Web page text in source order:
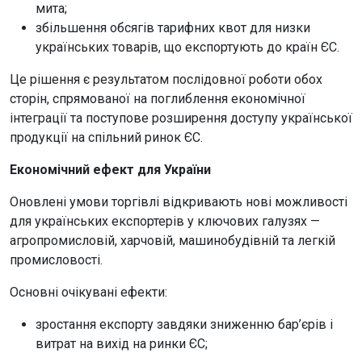
мита;
збільшення обсягів тарифних квот для низки
українських товарів, що експортують до країн ЄС.
Це рішення є результатом послідовної роботи обох
сторін, спрямованої на поглиблення економічної
інтеграції та поступове розширення доступу української
продукції на спільний ринок ЄС.
Економічний ефект для України
Оновлені умови торгівлі відкривають нові можливості
для українських експортерів у ключових галузях —
агропромисловій, харчовій, машинобудівній та легкій
промисловості.
Основні очікувані ефекти:
зростання експорту завдяки зниженню бар’єрів і
витрат на вихід на ринки ЄС;